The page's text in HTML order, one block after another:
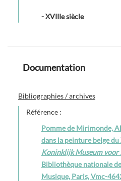
-XVIIIe siècle
Documentation
Bibliographies / archives
Référence :
Pomme de Mirimonde,
dans la peinture belge du
Koninklijk Museum voor
Bibliothèque nationale
Musique, Paris, Vmc-